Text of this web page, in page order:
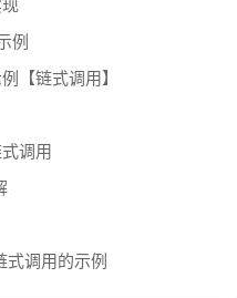
例
【链式调用】
调用
式调用的示例